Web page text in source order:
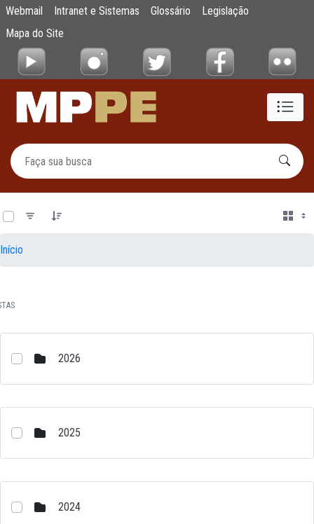
Pular para o Conteúdo principal
Documentos
Webmail Intranet e Sistemas Glossário
Legislação
Mapa do Site
Início
2026
2025
2024